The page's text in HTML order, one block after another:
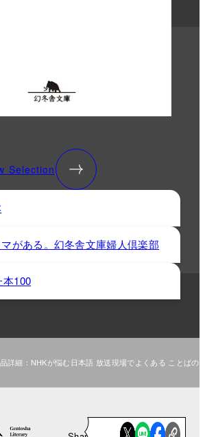
Selection
がある。幻冬舎文庫婦人倶楽部
本100
詳細：NHKが悩む日本語 放送現場でよくある ことばの